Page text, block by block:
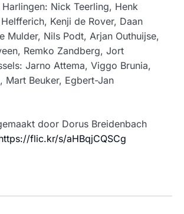
Nick Teerling, Henk
Kenji de Rover, Daan
Mulder, Nils Podt, Arjan Outhuijse,
Remko Zandberg, Jort
Jarno Attema, Viggo Brunia,
Mart Beuker, Egbert-Jan
door Dorus Breidenbach
flic.kr/s/aHBqjCQSCg